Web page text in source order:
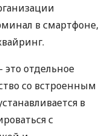
в смартфоне,
отдельное
со встроенным
в
с